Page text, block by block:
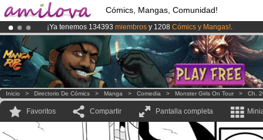
Cómics, Mangas, Comunidad!
¡Ya tenemos 134393 miembros y 1208 Cómics y Mangas!.
¡Conviertete en Premium por3.95 eurosal mes!Hazte Premium ya
El Kickstarter Amilova está desormado lanzado!.
Inicio > Directorio De Cómics > Manga > Comedia > Monster Girls On Tour > Ch.
Favoritos Compartir Pantalla completa